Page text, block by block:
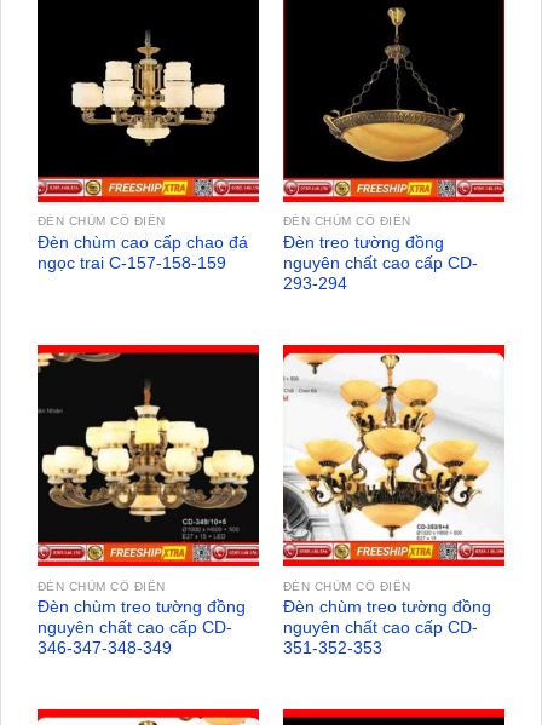
ĐÈN CHÙM CỔ ĐIỂN
Đèn chùm cao cấp chao đá
ngọc trai C-157-158-159
ĐÈN CHÙM CỔ ĐIỂN
Đèn treo tường đồng
nguyên chất cao cấp CD-
293-294
ĐÈN CHÙM CỔ ĐIỂN
Đèn chùm treo tường đồng
nguyên chất cao cấp CD-
346-347-348-349
ĐÈN CHÙM CỔ ĐIỂN
Đèn chùm treo tường đồng
nguyên chất cao cấp CD-
351-352-353